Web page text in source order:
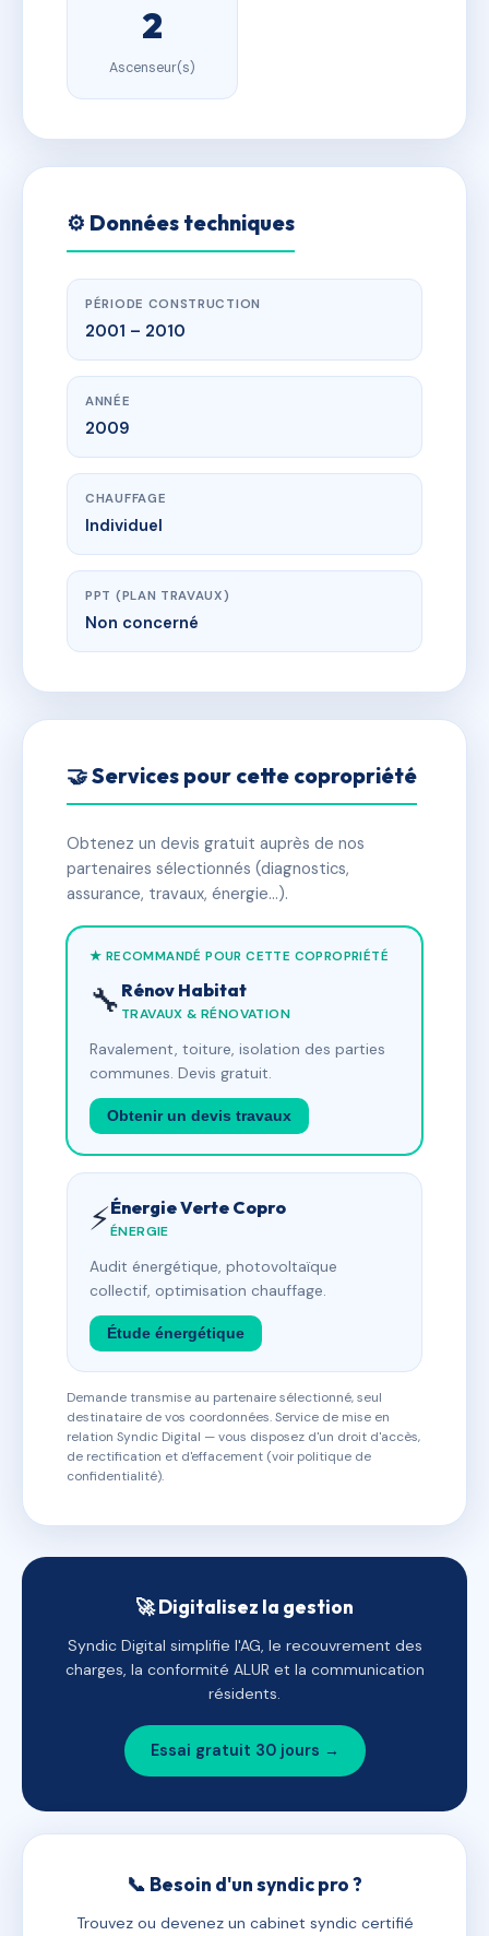
2
Ascenseur(s)
⚙️ Données techniques
PÉRIODE CONSTRUCTION
2001 – 2010
ANNÉE
2009
CHAUFFAGE
Individuel
PPT (PLAN TRAVAUX)
Non concerné
🤝 Services pour cette copropriété
Obtenez un devis gratuit auprès de nos
partenaires sélectionnés (diagnostics,
assurance, travaux, énergie…).
★ RECOMMANDÉ POUR CETTE COPROPRIÉTÉ
🔧 Rénov Habitat
TRAVAUX & RÉNOVATION
Ravalement, toiture, isolation des parties
communes. Devis gratuit.
Obtenir un devis travaux
⚡Énergie Verte Copro
ÉNERGIE
Audit énergétique, photovoltaïque
collectif, optimisation chauffage.
Étude énergétique
Demande transmise au partenaire sélectionné, seul
destinataire de vos coordonnées. Service de mise en
relation Syndic Digital — vous disposez d'un droit d'accès,
de rectification et d'effacement (voir politique de
confidentialité).
🚀 Digitalisez la gestion
Syndic Digital simplifie l'AG, le recouvrement des
charges, la conformité ALUR et la communication
résidents.
Essai gratuit 30 jours →
📞 Besoin d'un syndic pro ?
Trouvez ou devenez un cabinet syndic certifié